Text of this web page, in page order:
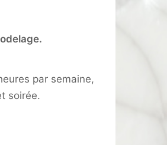
par semaine,
soirée.